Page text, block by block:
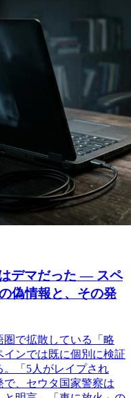
デマだった ― スペ
偽情報と、その発
で拡散している「略
ンでは既に個別に検証
「5人がレイプされ
、セウタ国家警察は